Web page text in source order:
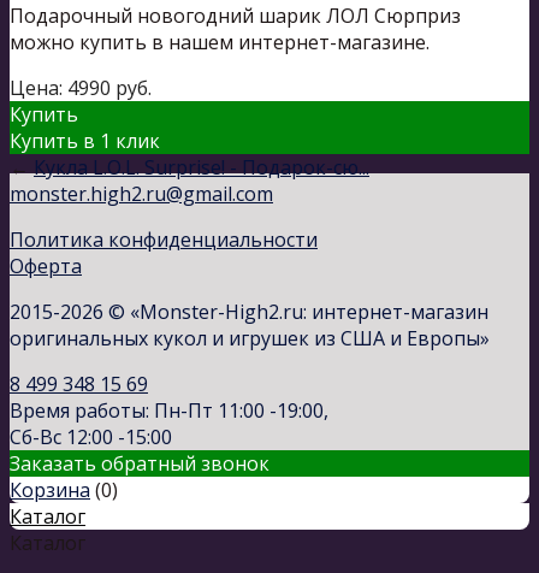
Подарочный новогодний шарик ЛОЛ Сюрприз
можно купить в нашем интернет-магазине.
Цена: 4990 руб.
Купить
Купить в 1 клик
←Кукла L.O.L. Surprise! - Подарок-сю...
monster.high2.ru@gmail.com
Политика конфиденциальности
Оферта
2015-2026 © «Monster-High2.ru: интернет-магазин
оригинальных кукол и игрушек из США и Европы»
8 499 348 15 69
Время работы: Пн-Пт 11:00 -19:00,
Сб-Вс 12:00 -15:00
Заказать обратный звонок
Корзина (0)
Каталог
Каталог